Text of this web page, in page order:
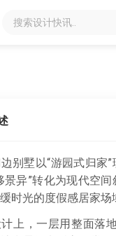
别墅以“游园式归家
景异”转化为现代空
时光的度假感居家场
上，一层用整面落